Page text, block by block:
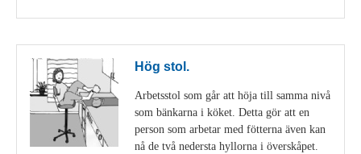
Hög stol.
Arbetsstol som går att höja till samma nivå
som bänkarna i köket. Detta gör att en
person som arbetar med fötterna även kan
nå de två nedersta hyllorna i överskåpet.